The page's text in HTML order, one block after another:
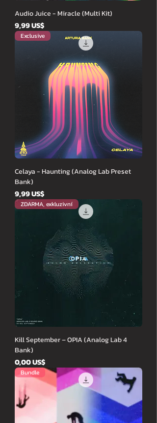
Audio Juice - Miracle (Multi Kit)
Cena
9,99 US$
Exclusive
Celaya - Haunting (Analog Lab Preset
Bank)
Cena
9,99 US$
ZDARMA, exkluzivní
Kill September – OPIA (Analog Lab 4
Bank)
Cena
0,00 US$
Bundle